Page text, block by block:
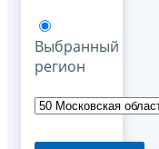
Выбранный
регион